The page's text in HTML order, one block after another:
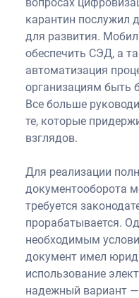
карантин послужил
для развития.
обеспечить СЭД, а
автоматизация
организациям быть
Все больше
те, которые
взглядов.
Для реализации
документооборота
требуется
прорабатывается.
необходимым
документ имел
использование
надежный вариант